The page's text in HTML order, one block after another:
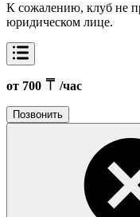
К сожалению, клуб не
юридическом лице.
от 700 /час
Позвонить